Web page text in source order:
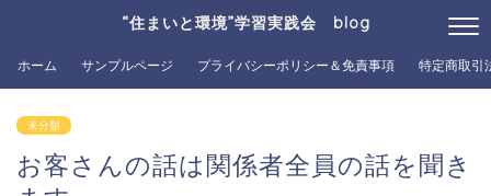
“住まいと環境”学習実践会 blog
ホーム サンプルページ プライバシーポリシー＆免責事項 特定商取引
未分類
お客さんの話は関係者全員の話を聞き